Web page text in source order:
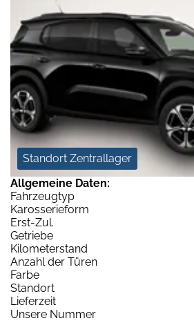
Standort Zentrallager
Allgemeine Daten:
Fahrzeugtyp
Karosserieform
Erst-Zul.
Getriebe
Kilometerstand
Anzahl der Türen
Farbe
Standort
Lieferzeit
Unsere Nummer